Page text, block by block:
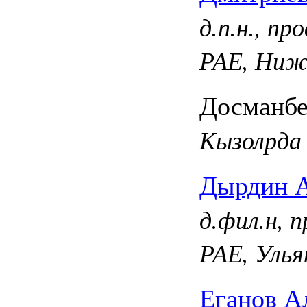
д.п.н.,
РАЕ,
Кызолрда
Дырдин
д.фил.н,
РАЕ,
Еганов